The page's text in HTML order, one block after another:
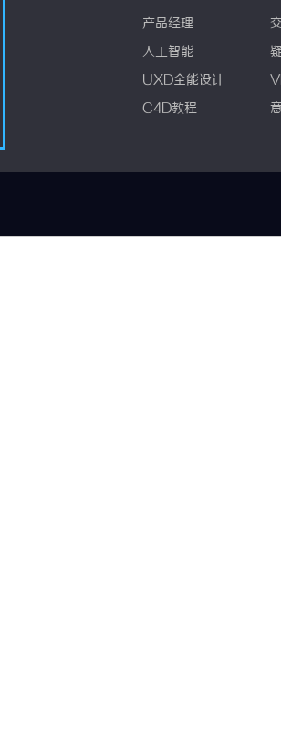
产品经理
人工智能
UXD全能设计
C4D教程